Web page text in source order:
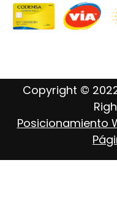
Copyright ©
Posicionamiento